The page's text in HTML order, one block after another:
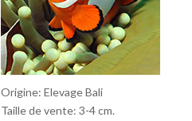
Origine: Elevage Bali
Taille de vente: 3-4 cm.